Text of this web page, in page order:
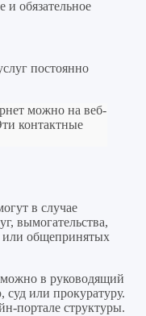
и обязательное
постоянно
можно на веб-
контактные
в случае
вымогательства,
или общепринятых
можно в руководящий
или прокуратуру.
портале структуры.